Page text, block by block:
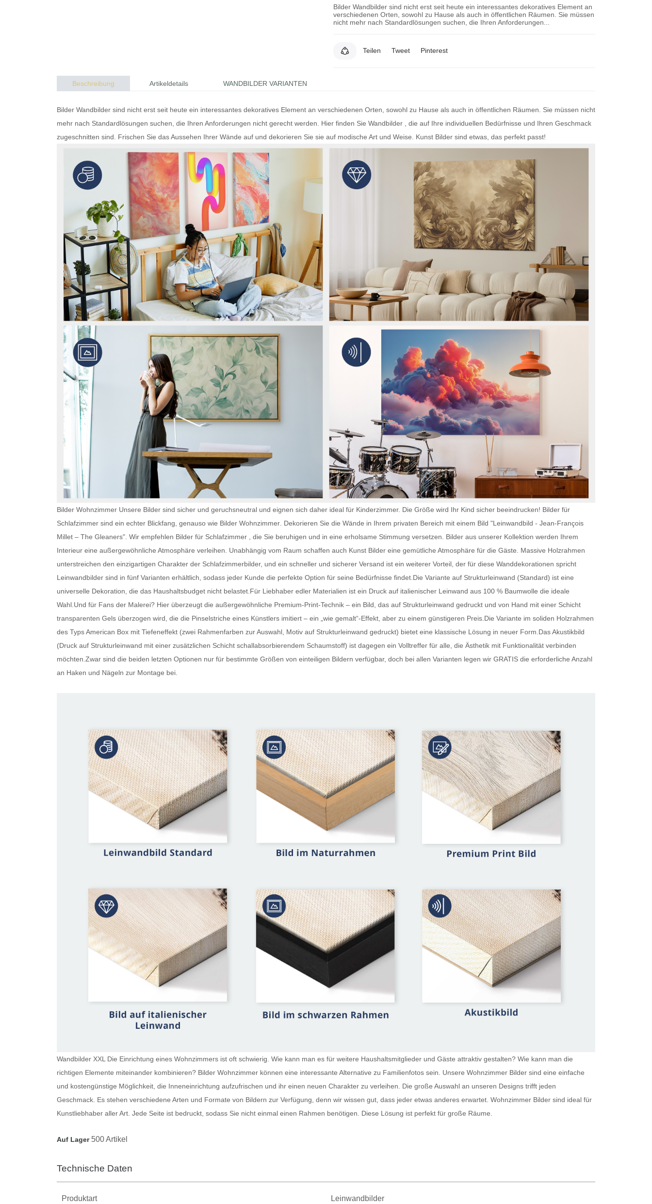
Bilder Wandbilder sind nicht erst seit heute ein interessantes dekoratives Element an
verschiedenen Orten, sowohl zu Hause als auch in öffentlichen Räumen. Sie müssen
nicht mehr nach Standardlösungen suchen, die Ihren Anforderungen...
Teilen Tweet Pinterest
Beschreibung Artikeldetails WANDBILDER VARIANTEN
Bilder Wandbilder sind nicht erst seit heute ein interessantes dekoratives Element an verschiedenen Orten, sowohl zu Hause als auch in öffentlichen Räumen. Sie müssen nicht
mehr nach Standardlösungen suchen, die Ihren Anforderungen nicht gerecht werden. Hier finden Sie Wandbilder , die auf Ihre individuellen Bedürfnisse und Ihren Geschmack
zugeschnitten sind. Frischen Sie das Aussehen Ihrer Wände auf und dekorieren Sie sie auf modische Art und Weise. Kunst Bilder sind etwas, das perfekt passt!
Bilder Wohnzimmer Unsere Bilder sind sicher und geruchsneutral und eignen sich daher ideal für Kinderzimmer. Die Größe wird Ihr Kind sicher beeindrucken! Bilder für
Schlafzimmer sind ein echter Blickfang, genauso wie Bilder Wohnzimmer . Dekorieren Sie die Wände in Ihrem privaten Bereich mit einem Bild "Leinwandbild - Jean-François
Millet – The Gleaners". Wir empfehlen Bilder für Schlafzimmer , die Sie beruhigen und in eine erholsame Stimmung versetzen. Bilder aus unserer Kollektion werden Ihrem
Interieur eine außergewöhnliche Atmosphäre verleihen. Unabhängig vom Raum schaffen auch Kunst Bilder eine gemütliche Atmosphäre für die Gäste. Massive Holzrahmen
unterstreichen den einzigartigen Charakter der Schlafzimmerbilder, und ein schneller und sicherer Versand ist ein weiterer Vorteil, der für diese Wanddekorationen spricht
Leinwandbilder sind in fünf Varianten erhältlich, sodass jeder Kunde die perfekte Option für seine Bedürfnisse findet.Die Variante auf Strukturleinwand (Standard) ist eine
universelle Dekoration, die das Haushaltsbudget nicht belastet.Für Liebhaber edler Materialien ist ein Druck auf italienischer Leinwand aus 100 % Baumwolle die ideale
Wahl.Und für Fans der Malerei? Hier überzeugt die außergewöhnliche Premium-Print-Technik – ein Bild, das auf Strukturleinwand gedruckt und von Hand mit einer Schicht
transparenten Gels überzogen wird, die die Pinselstriche eines Künstlers imitiert – ein „wie gemalt“-Effekt, aber zu einem günstigeren Preis.Die Variante im soliden Holzrahmen
des Typs American Box mit Tiefeneffekt (zwei Rahmenfarben zur Auswahl, Motiv auf Strukturleinwand gedruckt) bietet eine klassische Lösung in neuer Form.Das Akustikbild
(Druck auf Strukturleinwand mit einer zusätzlichen Schicht schallabsorbierendem Schaumstoff) ist dagegen ein Volltreffer für alle, die Ästhetik mit Funktionalität verbinden
möchten.Zwar sind die beiden letzten Optionen nur für bestimmte Größen von einteiligen Bildern verfügbar, doch bei allen Varianten legen wir GRATIS die erforderliche Anzahl
an Haken und Nägeln zur Montage bei.
Wandbilder XXL Die Einrichtung eines Wohnzimmers ist oft schwierig. Wie kann man es für weitere Haushaltsmitglieder und Gäste attraktiv gestalten? Wie kann man die
richtigen Elemente miteinander kombinieren? Bilder Wohnzimmer können eine interessante Alternative zu Familienfotos sein. Unsere Wohnzimmer Bilder sind eine einfache
und kostengünstige Möglichkeit, die Inneneinrichtung aufzufrischen und ihr einen neuen Charakter zu verleihen. Die große Auswahl an unseren Designs trifft jeden
Geschmack. Es stehen verschiedene Arten und Formate von Bildern zur Verfügung, denn wir wissen gut, dass jeder etwas anderes erwartet. Wohnzimmer Bilder sind ideal für
Kunstliebhaber aller Art. Jede Seite ist bedruckt, sodass Sie nicht einmal einen Rahmen benötigen. Diese Lösung ist perfekt für große Räume.
Auf Lager 500 Artikel
Technische Daten
Produktart Leinwandbilder